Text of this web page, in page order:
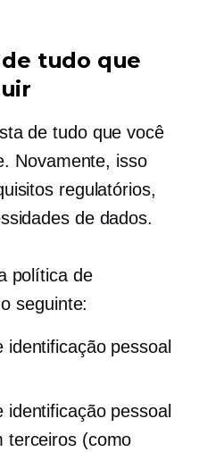
de tudo que
de tudo que você
Novamente, isso
regulatórios,
de dados.
política de
seguinte:
pessoal
pessoal
terceiros (como